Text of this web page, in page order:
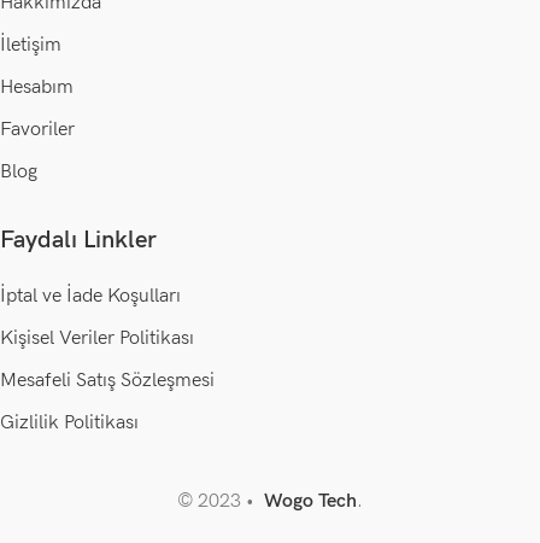
İletişim
Hesabım
Favoriler
Blog
Faydalı Linkler
İptal ve İade Koşulları
Kişisel Veriler Politikası
Mesafeli Satış Sözleşmesi
Gizlilik Politikası
© 2023 • Wogo Tech.